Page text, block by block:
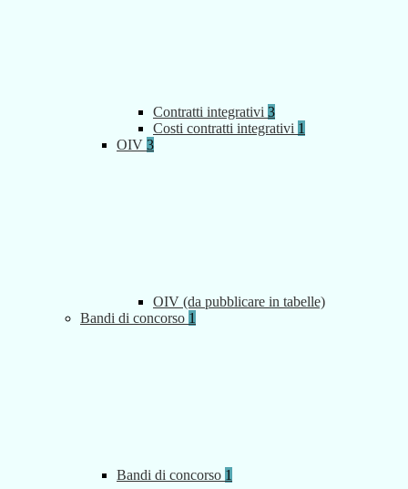
Contratti integrativi 3
Costi contratti integrativi 1
OIV 3
OIV (da pubblicare in tabelle)
Bandi di concorso 1
Bandi di concorso 1